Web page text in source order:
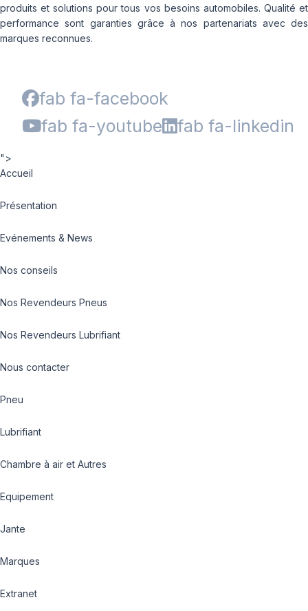
produits et solutions pour tous vos besoins automobiles. Qualité et
performance sont garanties grâce à nos partenariats avec des
marques reconnues.
fab fa-facebook
fab fa-youtube
fab fa-linkedin
">
Accueil
Présentation
Evénements & News
Nos conseils
Nos Revendeurs Pneus
Nos Revendeurs Lubrifiant
Nous contacter
Pneu
Lubrifiant
Chambre à air et Autres
Equipement
Jante
Marques
Extranet